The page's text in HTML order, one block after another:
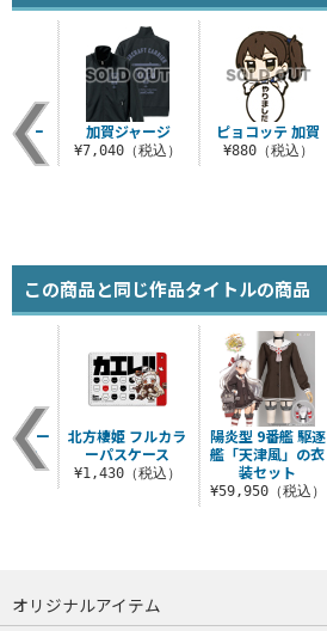
ピョコッテ 加賀
¥880（税込）
キー
込）
加賀ジャージ
¥7,040（税込）
この商品と同じ作品タイトルの商品
陽炎型 9番艦 駆逐
艦「天津風」の衣
装セット
¥59,950（税込）
ケー
ン付
北方棲姫 フルカラ
ーパスケース
¥1,430（税込）
オリジナルアイテム